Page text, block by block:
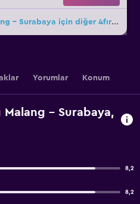
Amaris Hotel Embong Malang - Surabaya için diğer 4fırsat
Yorumlar Konum
- Surabaya,
8,2
8,2